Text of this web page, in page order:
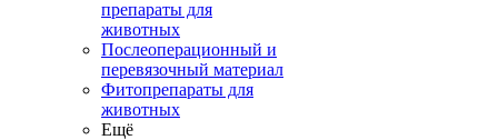
препараты для
животных
Послеоперационный и
перевязочный материал
Фитопрепараты для
животных
Ещё